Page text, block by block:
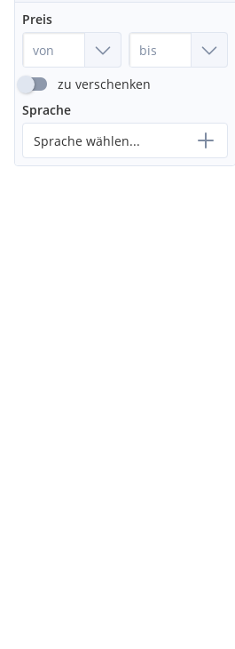
Preis
zu verschenken
Sprache
Sprache wählen...